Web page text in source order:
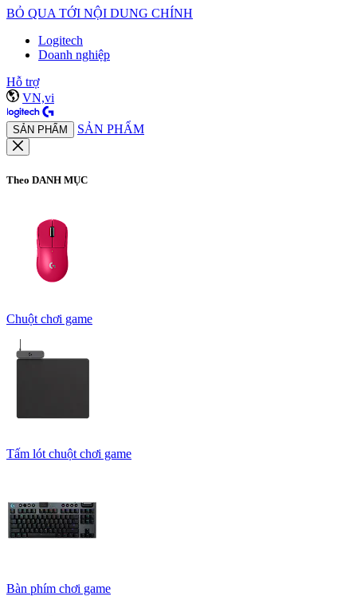
BỎ QUA TỚI NỘI DUNG CHÍNH
Logitech
Doanh nghiệp
Hỗ trợ
VN,vi
SẢN PHẨM SẢN PHẨM
Theo DANH MỤC
Chuột chơi game
Tấm lót chuột chơi game
Bàn phím chơi game